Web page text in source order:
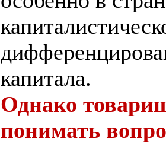
капитала.
Однако
понимать